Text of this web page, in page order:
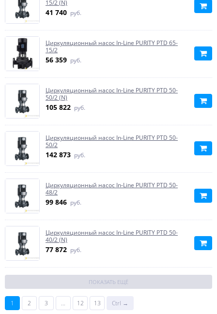
15/2 (N)
41 740 руб.
Циркуляционный насос In-Line PURITY PTD 65-
15/2
56 359 руб.
Циркуляционный насос In-Line PURITY PTD 50-
50/2 (N)
105 822 руб.
Циркуляционный насос In-Line PURITY PTD 50-
50/2
142 873 руб.
Циркуляционный насос In-Line PURITY PTD 50-
48/2
99 846 руб.
Циркуляционный насос In-Line PURITY PTD 50-
40/2 (N)
77 872 руб.
ПОКАЗАТЬ ЕЩЁ
1 2 3 ... 12 13
Ctrl →